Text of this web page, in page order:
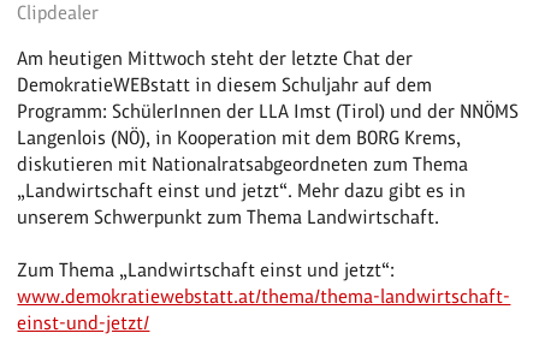
Clipdealer
Am heutigen Mittwoch steht der letzte Chat der
DemokratieWEBstatt in diesem Schuljahr auf dem
Programm: SchülerInnen der LLA Imst (Tirol) und der NNÖMS
Langenlois (NÖ), in Kooperation mit dem BORG Krems,
diskutieren mit Nationalratsabgeordneten zum Thema
„Landwirtschaft einst und jetzt“. Mehr dazu gibt es in
unserem Schwerpunkt zum Thema Landwirtschaft.
Zum Thema „Landwirtschaft einst und jetzt“:
www.demokratiewebstatt.at/thema/thema-landwirtschaft-
einst-und-jetzt/